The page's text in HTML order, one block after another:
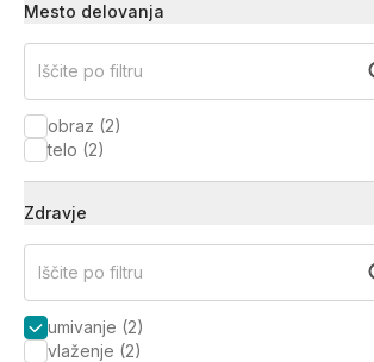
Mesto delovanja
Iščite po filtru
obraz (2)
telo (2)
Zdravje
Iščite po filtru
umivanje (2)
vlaženje (2)